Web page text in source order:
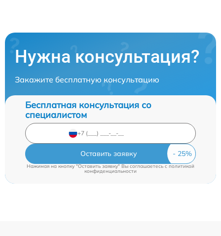
Нужна консультация?
Закажите бесплатную консультацию
Бесплатная консультация со
специалистом
Оставить заявку
Нажимая на кнопку "Оставить заявку" Вы соглашаетесь cполитикой
конфиденциальности